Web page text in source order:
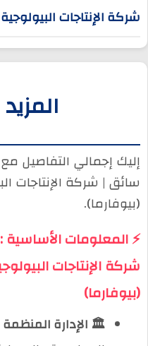
شركة الإنتاجات
إليك إجمالي التفاصيل
سائق | شركة الإنتاجات
(بيوفارما).
⚡ المعلومات
شركة الإنتاجات
(بيوفارما)
🏛️ الإدارة المنظمة :